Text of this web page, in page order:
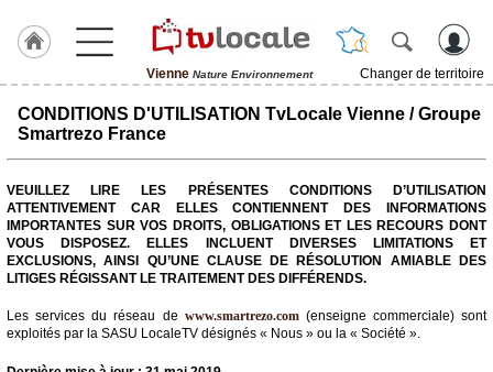
Vienne Nature Environnement
Changer de territoire
J'adhère
Hulcoq
Vienne
TvLocale
France
Accueil
CONDITIONS D'UTILISATION TvLocale Vienne / Groupe
Smartrezo France
VEUILLEZ LIRE LES PRÉSENTES CONDITIONS D’UTILISATION
ATTENTIVEMENT CAR ELLES CONTIENNENT DES INFORMATIONS
IMPORTANTES SUR VOS DROITS, OBLIGATIONS ET LES RECOURS DONT
VOUS DISPOSEZ. ELLES INCLUENT DIVERSES LIMITATIONS ET
EXCLUSIONS, AINSI QU’UNE CLAUSE DE RÉSOLUTION AMIABLE DES
LITIGES RÉGISSANT LE TRAITEMENT DES DIFFÉRENDS.
Les services du réseau de www.smartrezo.com(enseigne commerciale) sont
exploités par la SASU LocaleTV désignés « Nous » ou la « Société ».